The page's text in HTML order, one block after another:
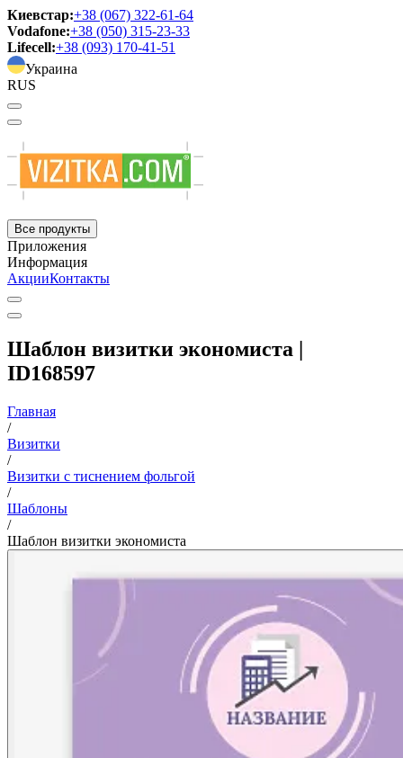
Киевстар:+38 (067) 322-61-64
Vodafone:+38 (050) 315-23-33
Lifecell:+38 (093) 170-41-51
Украина
RUS
Все продукты
Приложения
Информация
АкцииКонтакты
Шаблон визитки экономиста |
ID168597
Главная
/
Визитки
/
Визитки с тиснением фольгой
/
Шаблоны
/
Шаблон визитки экономиста